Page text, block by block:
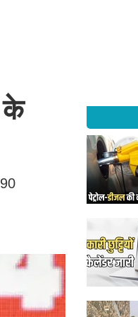
के